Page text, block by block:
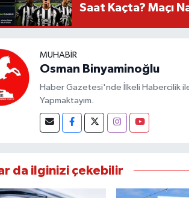
Saat Kaçta? Maçı
MUHABIR
Osman Binyaminoğlu
Haber Gazetesi'nde İlkeli Habercilik
Yapmaktayım.
da ilginizi çekebilir